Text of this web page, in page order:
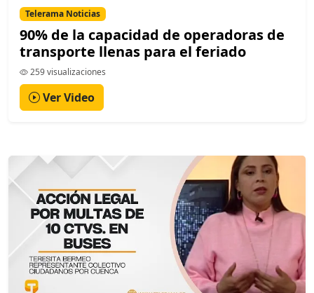
Telerama Noticias
90% de la capacidad de operadoras de
transporte llenas para el feriado
259 visualizaciones
Ver Video